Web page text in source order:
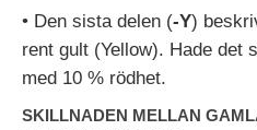
• Den sista delen (-Y)
rent gult (Yellow). Hade det
med 10 % rödhet.
SKILLNADEN MELLAN